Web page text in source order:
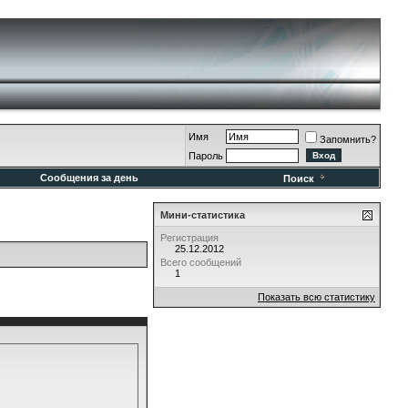
Имя
Запомнить?
Пароль
Сообщения за день Поиск
Мини-статистика
Регистрация
25.12.2012
Всего сообщений
1
Показать всю статистику